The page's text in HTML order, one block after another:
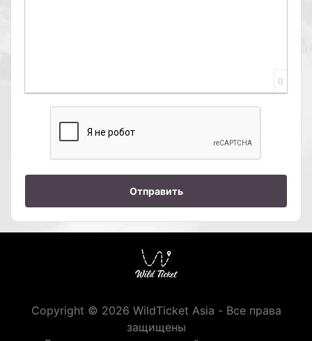
0
Отправить
Copyright © 2026 WildTicket Asia - Все права
защищены